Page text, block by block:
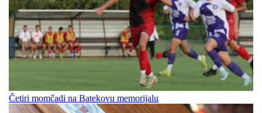
Četiri momčadi na Batekovu memorijalu